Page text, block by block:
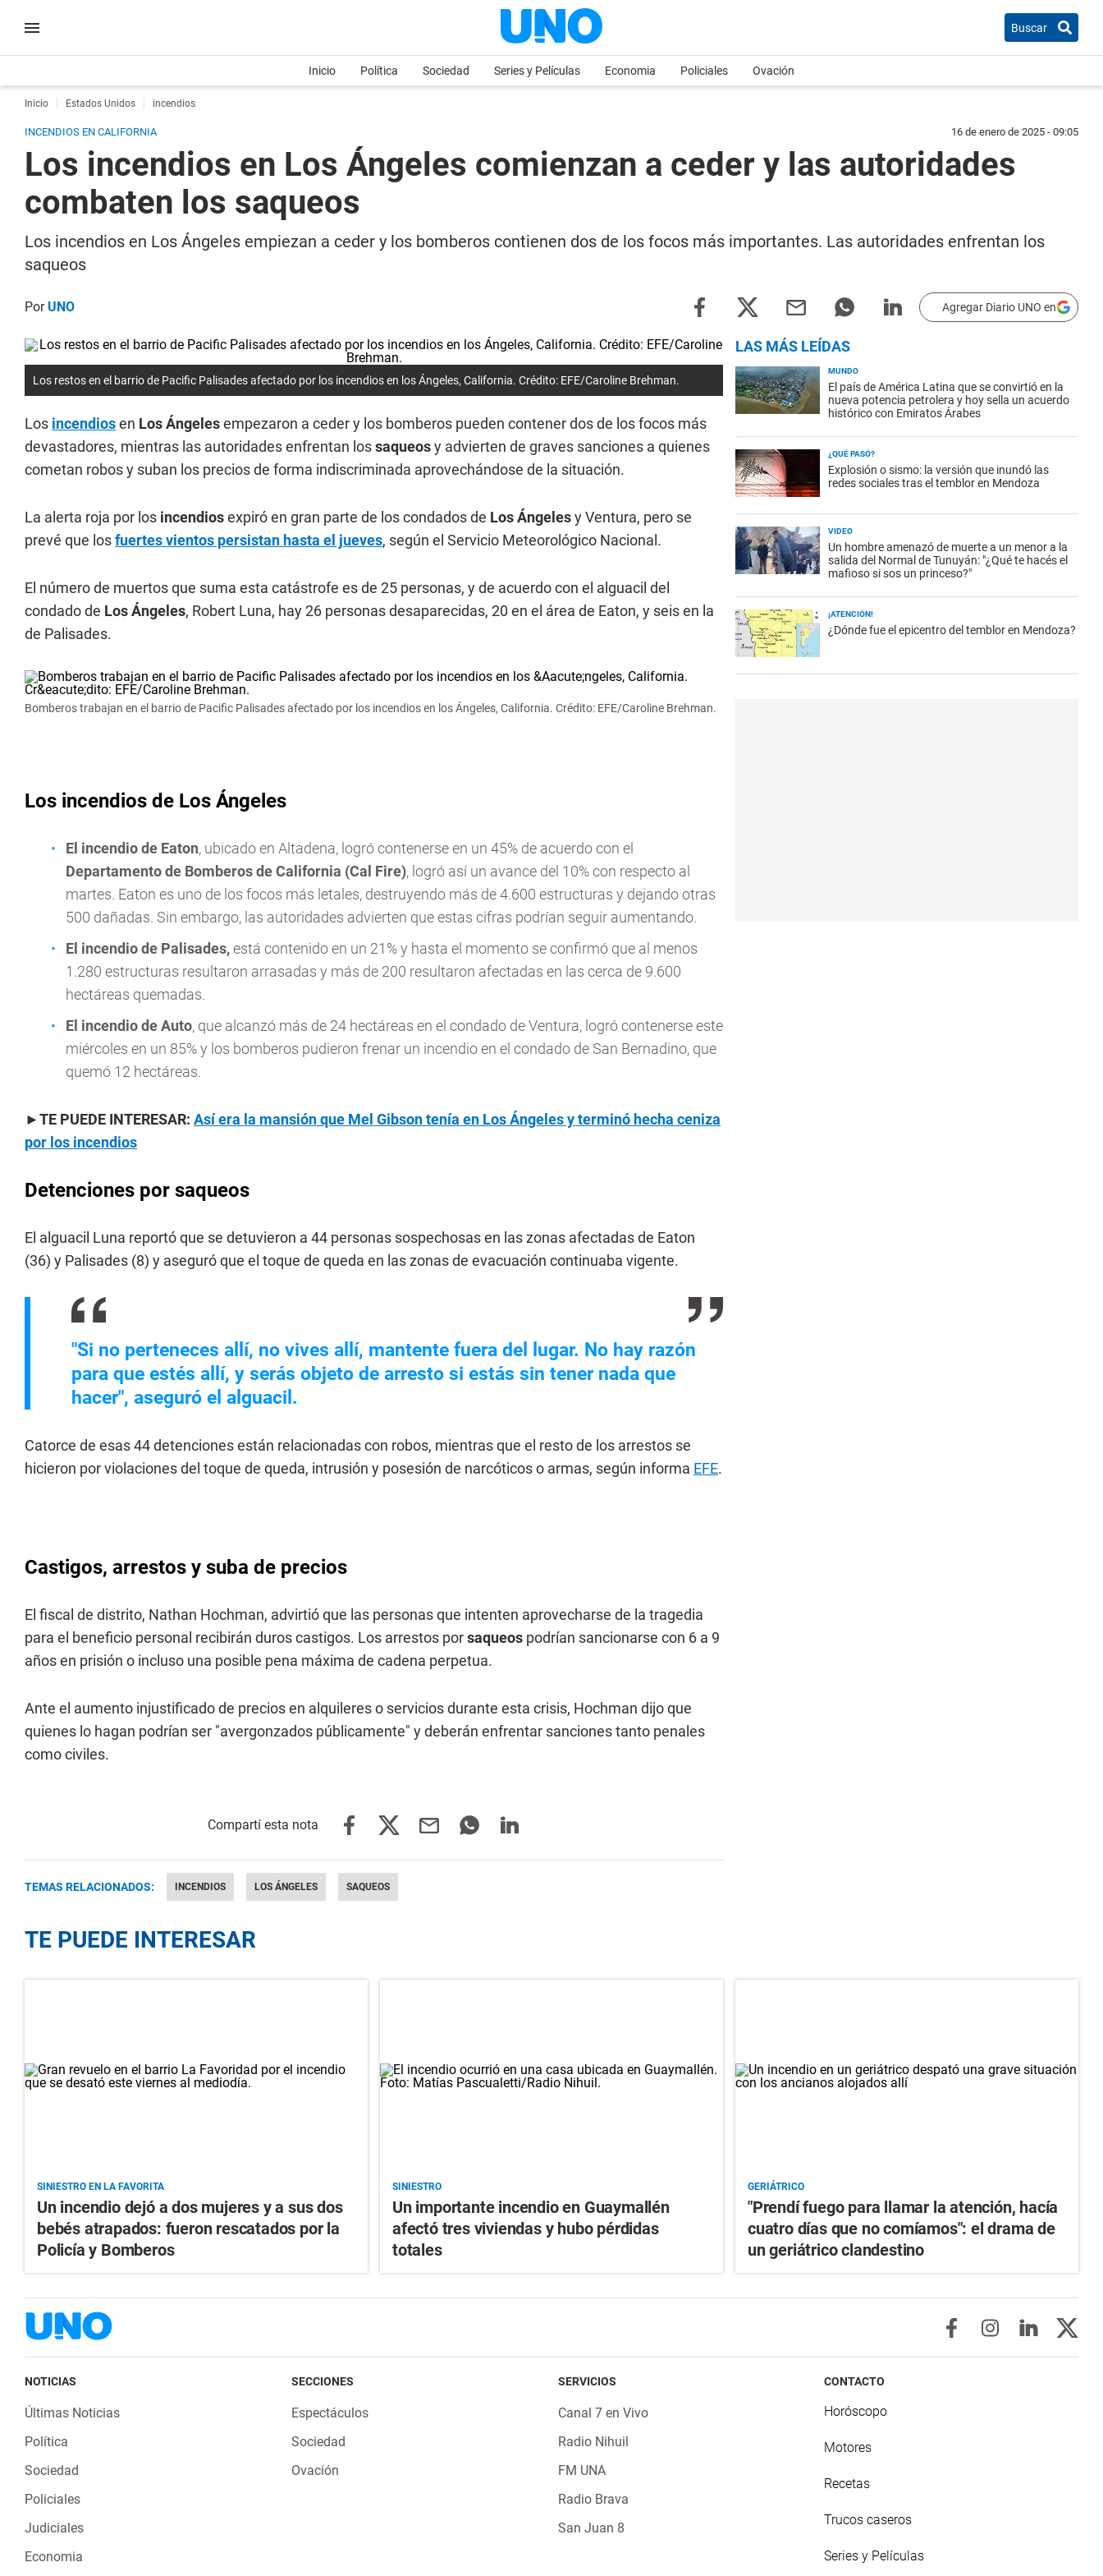
Buscar
Inicio Política Sociedad Series y Películas Economia Policiales Ovación
Inicio Estados Unidos incendios
INCENDIOS EN CALIFORNIA 16 de enero de 2025 - 09:05
Los incendios en Los Ángeles comienzan a ceder y las autoridades
combaten los saqueos
Los incendios en Los Ángeles empiezan a ceder y los bomberos contienen dos de los focos más importantes. Las autoridades enfrentan los
saqueos
PorUNO Agregar Diario UNO en
Los restos en el barrio de Pacific Palisades afectado por los incendios en los Ángeles, California. Crédito: EFE/Caroline Brehman.
Los incendiosen Los Ángelesempezaron a ceder y los bomberos pueden contener dos de los focos más
devastadores, mientras las autoridades enfrentan lossaqueosy advierten de graves sanciones a quienes
cometan robos y suban los precios de forma indiscriminada aprovechándose de la situación.
La alerta roja por los incendiosexpiró en gran parte de los condados de Los Ángelesy Ventura, pero se
prevé que losfuertes vientos persistan hasta el jueves, según el Servicio Meteorológico Nacional.
El número de muertos que suma esta catástrofe es de 25 personas, y de acuerdo con el alguacil del
condado de Los Ángeles, Robert Luna, hay 26 personas desaparecidas, 20 en el área de Eaton, y seis en la
de Palisades.
Bomberos trabajan en el barrio de Pacific Palisades afectado por los incendios en los Ángeles, California. Crédito: EFE/Caroline Brehman.
Los incendios de Los Ángeles
El incendio de Eaton, ubicado en Altadena, logró contenerse en un 45% de acuerdo con el
Departamento de Bomberos de California (Cal Fire), logró así un avance del 10% con respecto al
martes. Eaton es uno de los focos más letales, destruyendo más de 4.600 estructuras y dejando otras
500 dañadas. Sin embargo, las autoridades advierten que estas cifras podrían seguir aumentando.
El incendio de Palisades,está contenido en un 21% y hasta el momento se confirmó que al menos
1.280 estructuras resultaron arrasadas y más de 200 resultaron afectadas en las cerca de 9.600
hectáreas quemadas.
El incendio de Auto, que alcanzó más de 24 hectáreas en el condado de Ventura, logró contenerse este
miércoles en un 85% y los bomberos pudieron frenar un incendio en el condado de San Bernadino, que
quemó 12 hectáreas.
►TE PUEDE INTERESAR: Así era la mansión que Mel Gibson tenía en Los Ángeles y terminó hecha ceniza
por los incendios
Detenciones por saqueos
El alguacil Luna reportó que se detuvieron a 44 personas sospechosas en las zonas afectadas de Eaton
(36) y Palisades (8) y aseguró que el toque de queda en las zonas de evacuación continuaba vigente.
"Si no perteneces allí, no vives allí, mantente fuera del lugar. No hay razón
para que estés allí, y serás objeto de arresto si estás sin tener nada que
hacer", aseguró el alguacil.
Catorce de esas 44 detenciones están relacionadas con robos, mientras que el resto de los arrestos se
hicieron por violaciones del toque de queda, intrusión y posesión de narcóticos o armas, según informa EFE.
Castigos, arrestos y suba de precios
El fiscal de distrito, Nathan Hochman, advirtió que las personas que intenten aprovecharse de la tragedia
para el beneficio personal recibirán duros castigos. Los arrestos porsaqueos podrían sancionarse con 6 a 9
años en prisión o incluso una posible pena máxima de cadena perpetua.
Ante el aumento injustificado de precios en alquileres o servicios durante esta crisis, Hochman dijo que
quienes lo hagan podrían ser "avergonzados públicamente" y deberán enfrentar sanciones tanto penales
como civiles.
TEMAS RELACIONADOS: INCENDIOS LOS ÁNGELES SAQUEOS
LAS MÁS LEÍDAS
MUNDO
El país de América Latina que se convirtió en la
nueva potencia petrolera y hoy sella un acuerdo
histórico con Emiratos Árabes
¿QUÉ PASÓ?
Explosión o sismo: la versión que inundó las
redes sociales tras el temblor en Mendoza
VIDEO
Un hombre amenazó de muerte a un menor a la
salida del Normal de Tunuyán: "¿Qué te hacés el
mafioso si sos un princeso?"
¡ATENCIÓN!
¿Dónde fue el epicentro del temblor en Mendoza?
TE PUEDE INTERESAR
SINIESTRO EN LA FAVORITA
Un incendio dejó a dos mujeres y a sus dos
bebés atrapados: fueron rescatados por la
Policía y Bomberos
SINIESTRO
Un importante incendio en Guaymallén
afectó tres viviendas y hubo pérdidas
totales
GERIÁTRICO
"Prendí fuego para llamar la atención, hacía
cuatro días que no comíamos": el drama de
un geriátrico clandestino
NOTICIAS
Últimas Noticias
Política
Sociedad
Policiales
Judiciales
Economia
SECCIONES
Espectáculos
Sociedad
Ovación
SERVICIOS
Canal 7 en Vivo
Radio Nihuil
FM UNA
Radio Brava
San Juan 8
CONTACTO
Horóscopo
Motores
Recetas
Trucos caseros
Series y Películas